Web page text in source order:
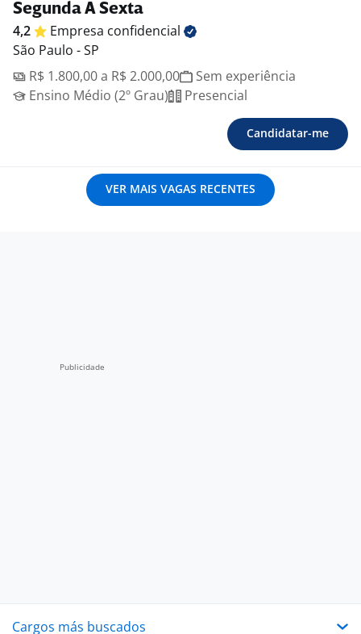
Segunda A Sexta
4,2 Empresa confidencial
São Paulo - SP
R$ 1.800,00 a R$ 2.000,00
Sem experiência
Ensino Médio (2º Grau)
Presencial
Candidatar-me
VER MAIS VAGAS RECENTES
Cargos más buscados